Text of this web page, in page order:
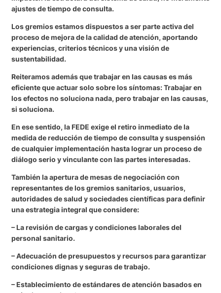
ajustes de tiempo de consulta.
Los gremios estamos dispuestos a ser parte activa del
proceso de mejora de la calidad de atención, aportando
experiencias, criterios técnicos y una visión de
sustentabilidad.
Reiteramos además que trabajar en las causas es más
eficiente que actuar solo sobre los síntomas: Trabajar en
los efectos no soluciona nada, pero trabajar en las causas,
si soluciona.
En ese sentido, la FEDE exige el retiro inmediato de la
medida de reducción de tiempo de consulta y suspensión
de cualquier implementación hasta lograr un proceso de
diálogo serio y vinculante con las partes interesadas.
También la apertura de mesas de negociación con
representantes de los gremios sanitarios, usuarios,
autoridades de salud y sociedades científicas para definir
una estrategia integral que considere:
– La revisión de cargas y condiciones laborales del
personal sanitario.
– Adecuación de presupuestos y recursos para garantizar
condiciones dignas y seguras de trabajo.
– Establecimiento de estándares de atención basados en